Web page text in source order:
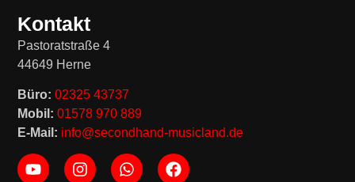
Kontakt
Pastoratstraße 4
44649 Herne
Büro: 02325 43737
Mobil: 01578 970 889
E-Mail: info@secondhand-musicland.de